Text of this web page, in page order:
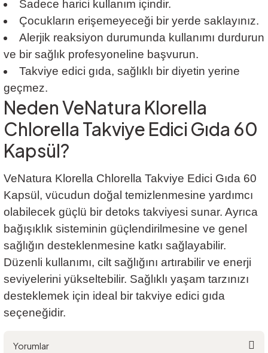
Sadece harici kullanım içindir.
Çocukların erişemeyeceği bir yerde saklayınız.
Alerjik reaksiyon durumunda kullanımı durdurun
ve bir sağlık profesyoneline başvurun.
Takviye edici gıda, sağlıklı bir diyetin yerine
geçmez.
Neden VeNatura Klorella
Chlorella Takviye Edici Gıda 60
Kapsül?
VeNatura Klorella Chlorella Takviye Edici Gıda 60
Kapsül, vücudun doğal temizlenmesine yardımcı
olabilecek güçlü bir detoks takviyesi sunar. Ayrıca
bağışıklık sisteminin güçlendirilmesine ve genel
sağlığın desteklenmesine katkı sağlayabilir.
Düzenli kullanımı, cilt sağlığını artırabilir ve enerji
seviyelerini yükseltebilir. Sağlıklı yaşam tarzınızı
desteklemek için ideal bir takviye edici gıda
seçeneğidir.
Yorumlar